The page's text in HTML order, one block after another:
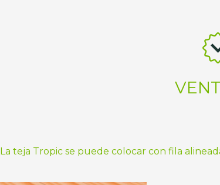
La teja Tropic se puede colocar con fila